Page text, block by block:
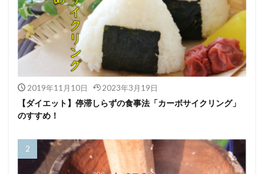
2019年11月10日 2023年3月19日
【ダイエット】停滞しらずの食事法「カーボサイクリング」
のすすめ！